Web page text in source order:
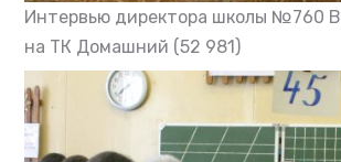
Интервью директора школы №760
на ТК Домашний (52 981)